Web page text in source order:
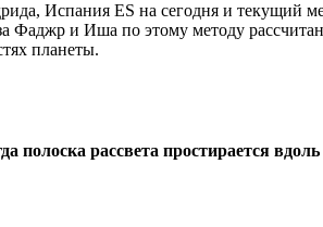
Испания ES на сегодня и текущий
Фаджр и Иша по этому методу
планеты.
полоска рассвета простирается вдоль